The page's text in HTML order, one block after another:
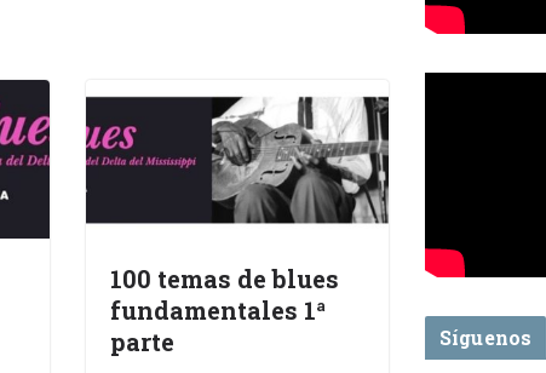
100 temas de blues
fundamentales 1ª
parte
Síguenos